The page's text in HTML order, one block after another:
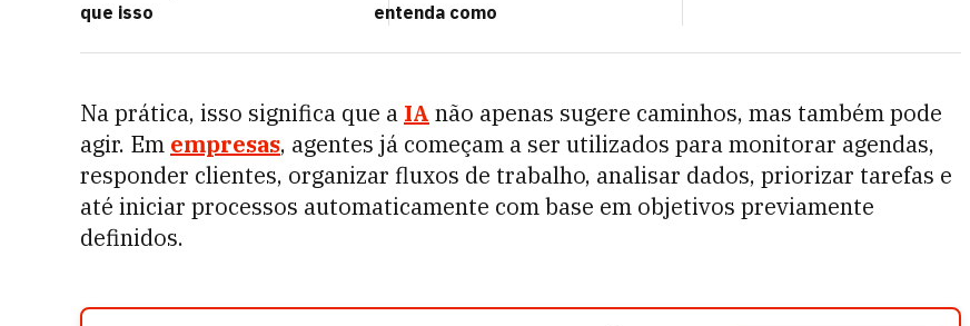
que isso
entenda como
Na prática, isso significa que a IA não apenas sugere caminhos, mas também pode
agir. Em empresas, agentes já começam a ser utilizados para monitorar agendas,
responder clientes, organizar fluxos de trabalho, analisar dados, priorizar tarefas e
até iniciar processos automaticamente com base em objetivos previamente
definidos.